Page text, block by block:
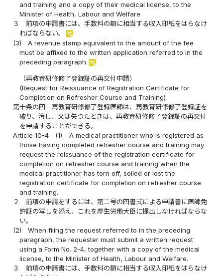
and training and a copy of their medical license, to the
Minister of Health, Labour and Welfare.
３
前項の申請書には、手数料の額に相当する収入印紙をはらなけ
ればならない。 sticky_note_2
(3)
A revenue stamp equivalent to the amount of the fee
must be affixed to the written application referred to in the
preceding paragraph.sticky_note_2
（再教育研修修了登録証の再交付申請）
(Request for Reissuance of Registration Certificate for
Completion on Refresher Course and Training)
第十条の四
再教育研修修了登録医師は、再教育研修修了登録証を
破り、汚し、又は失つたときは、再教育研修修了登録証の再交付
を申請することができる。
Article 10-4
(1)
A medical practitioner who is registered as
those having completed refresher course and training may
request the reissuance of the registration certificate for
completion on refresher course and training when the
medical practitioner has torn off, soiled or lost the
registration certificate for completion on refresher course
and training.
２
前項の申請をするには、第二号の四書式による申請書に医師免
許証の写しを添え、これを厚生労働大臣に提出しなければならな
い。
(2)
When filing the request referred to in the preceding
paragraph, the requester must submit a written request
using a Form No. 2-4, together with a copy of the medical
license, to the Minister of Health, Labour and Welfare.
３
前項の申請書には、手数料の額に相当する収入印紙をはらなけ